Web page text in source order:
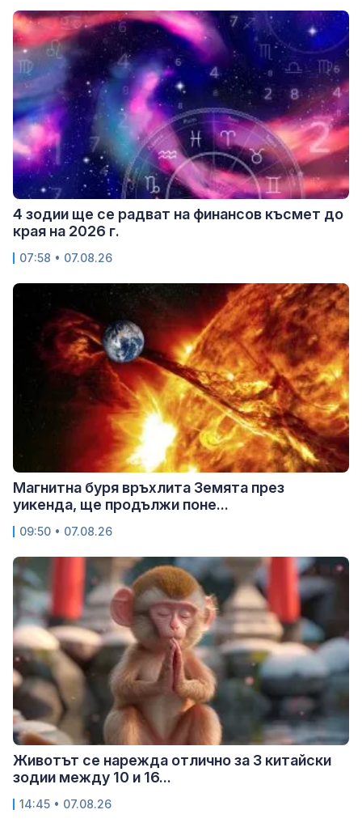
4 зодии ще се радват на финансов късмет до
края на 2026 г.
07:58 • 07.08.26
Магнитна буря връхлита Земята през
уикенда, ще продължи поне...
09:50 • 07.08.26
Животът се нарежда отлично за 3 китайски
зодии между 10 и 16...
14:45 • 07.08.26